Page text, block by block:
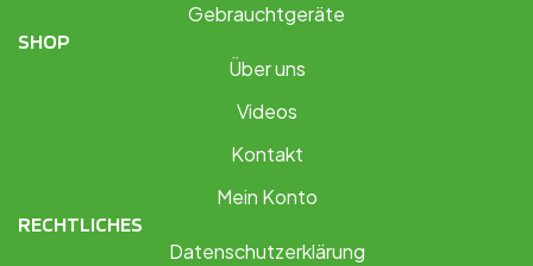
Gebrauchtgeräte
SHOP
Über uns
Videos
Kontakt
Mein Konto
RECHTLICHES
Datenschutzerklärung